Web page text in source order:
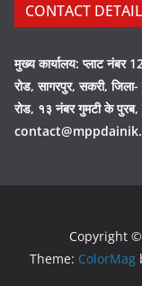
CONTACT
मुख्य कार्यालय: प्लाट नंबर
रोड, सागरपुर, सकरी, जिला-
रोड, १३ नंबर गुमटी के
Copyright
Theme: ColorMag